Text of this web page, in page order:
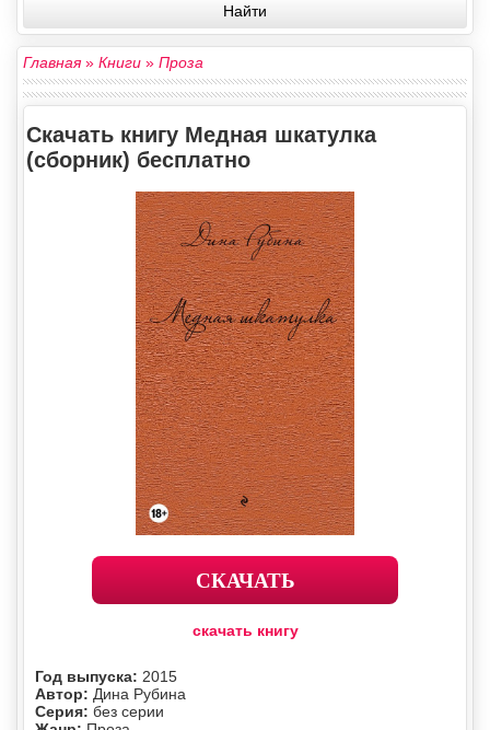
Главная» Книги » Проза
Скачать книгу Медная шкатулка
(сборник) бесплатно
СКАЧАТЬ
скачать книгу
Год выпуска: 2015
Автор: Дина Рубина
Серия: без серии